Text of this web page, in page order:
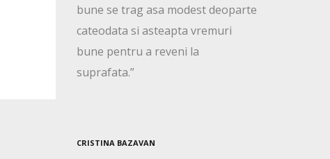
bune se trag asa modest deoparte
cateodata si asteapta vremuri
bune pentru a reveni la
suprafata.”
CRISTINA BAZAVAN